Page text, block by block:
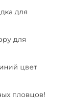
для
для
цвет
пловцов!